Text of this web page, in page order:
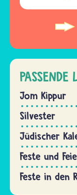
PASSENDE
Jom Kippur
Silvester
Jüdischer
Feste und
Feste in den